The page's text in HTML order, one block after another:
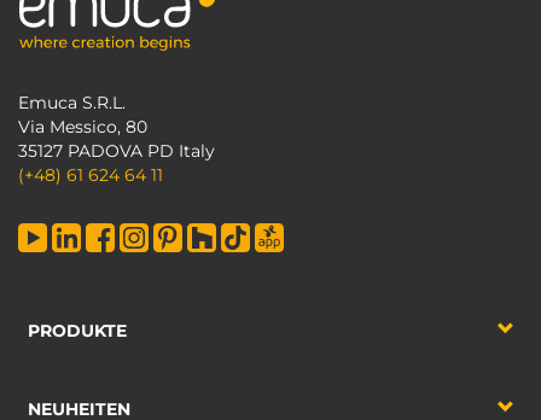
Emuca S.R.L.
Via Messico, 80
35127 PADOVA PD Italy
(+48) 61 624 64 11
PRODUKTE
NEUHEITEN